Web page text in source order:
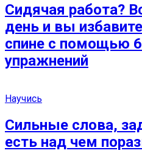
Сидячая работа?
день и вы
спине с помощью
упражнений
Научись
Сильные слова,
есть над чем